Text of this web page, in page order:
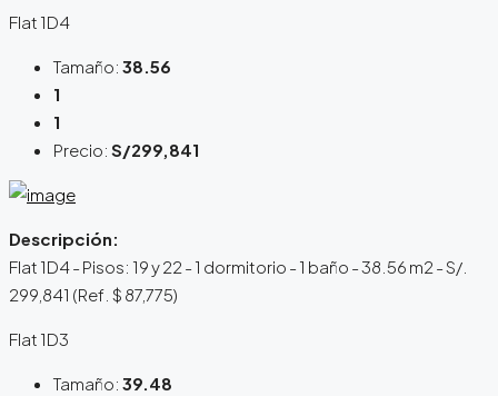
Flat 1D4
Tamaño: 38.56
1
1
Precio: S/299,841
Descripción:
Flat 1D4 - Pisos: 19 y 22 - 1 dormitorio - 1 baño - 38.56 m2 - S/.
299,841 (Ref. $ 87,775)
Flat 1D3
Tamaño: 39.48